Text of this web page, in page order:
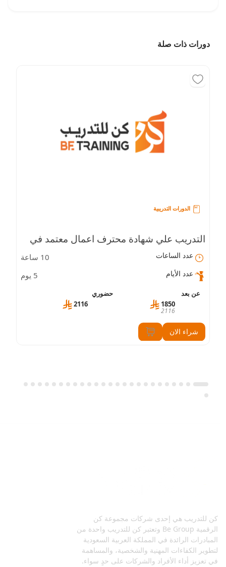
دورات ذات صلة
الدورات التدريبية
التدريب علي شهادة محترف اعمال معتمد في
القيادة الإدارية (CBP-LS)
عدد الساعات 10 ساعة
عدد الأيام 5 يوم
عن بعد
1850
2116
حضوري
2116
شراء الان
كن للتدريب هي إحدى شركات مجموعة كن
الرقمية Be Group وتعتبر كن للتدريب واحدة من
المبادرات الرائدة في المملكة العربية السعودية
لتطوير الكفاءات المهنية والشخصية، والمساهمة
في تعزيز أداء الأفراد والشركات على حدٍ سواء.